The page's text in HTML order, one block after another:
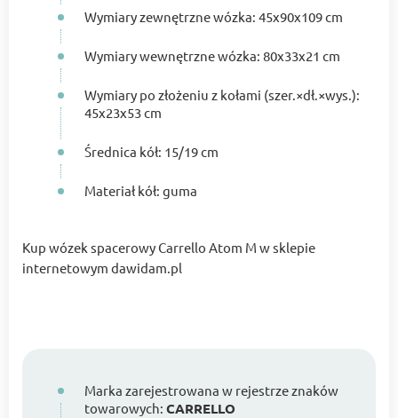
Wymiary zewnętrzne wózka: 45x90x109 cm
Wymiary wewnętrzne wózka: 80x33x21 cm
Wymiary po złożeniu z kołami (szer.×dł.×wys.):
45x23x53 cm
Średnica kół: 15/19 cm
Materiał kół: guma
Kup wózek spacerowy Carrello Atom M w sklepie
internetowym dawidam.pl
Marka zarejestrowana w rejestrze znaków
towarowych: CARRELLO